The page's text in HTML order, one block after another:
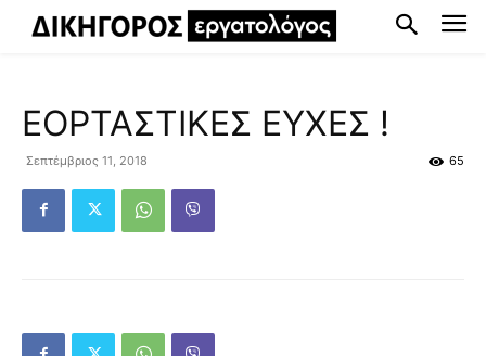
ΕΟΡΤΑΣΤΙΚΕΣ ΕΥΧΕΣ !
Σεπτέμβριος 11, 2018 65